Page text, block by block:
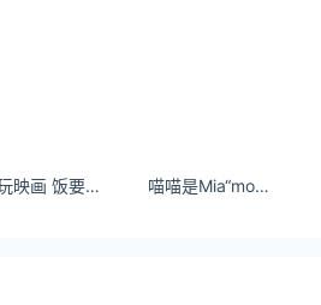
兔玩映画 饭要常吃 面要多见 有空的时候要多想念。 喵喵是Mia“mommy”是一种感觉 人妻感 - 小红书